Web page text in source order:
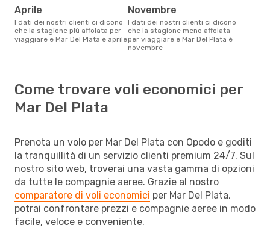
aprile
I dati dei nostri clienti ci dicono
che la stagione più affolata per
viaggiare e Mar Del Plata è aprile
novembre
I dati dei nostri clienti ci dicono
che la stagione meno affolata
per viaggiare e Mar Del Plata è
novembre
Come trovare voli economici per
Mar Del Plata
Prenota un volo per Mar Del Plata con Opodo e goditi
la tranquillità di un servizio clienti premium 24/7. Sul
nostro sito web, troverai una vasta gamma di opzioni
da tutte le compagnie aeree. Grazie al nostro
comparatore di voli economici per Mar Del Plata,
potrai confrontare prezzi e compagnie aeree in modo
facile, veloce e conveniente.